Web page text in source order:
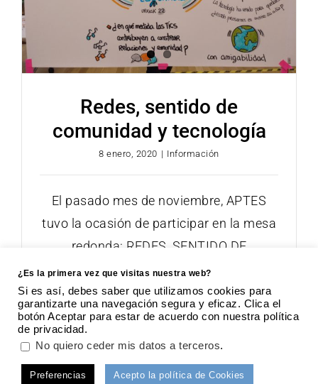
Redes, sentido de
comunidad y tecnología
8 enero, 2020 | Información
El pasado mes de noviembre, APTES
tuvo la ocasión de participar en la mesa
redonda: REDES, SENTIDO DE
COMUNIDAD Y
APTES · Asociación para la Promoción de la Tecnología
privacidad| Política de cookies| Diseño web:
¿Es la primera vez que visitas nuestra web?
Si es así, debes saber que utilizamos cookies para
garantizarte una navegación segura y eficaz. Clica el
botón Aceptar para estar de acuerdo con nuestra política
de privacidad.
No quiero ceder mis datos a terceros.
Preferencias Acepto la política de Cookies